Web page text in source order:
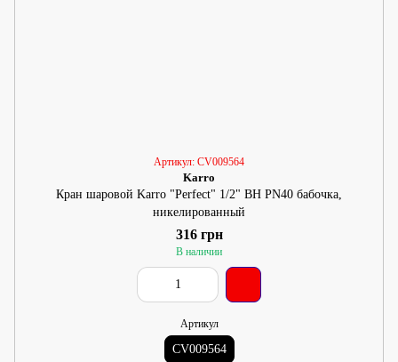
Артикул: CV009564
Karro
Кран шаровой Karro "Perfect" 1/2" ВН PN40 бабочка,
никелированный
316 грн
В наличии
Артикул
CV009564